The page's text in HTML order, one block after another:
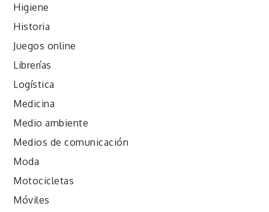
Higiene
Historia
Juegos online
Librerías
Logística
Medicina
Medio ambiente
Medios de comunicación
Moda
Motocicletas
Móviles